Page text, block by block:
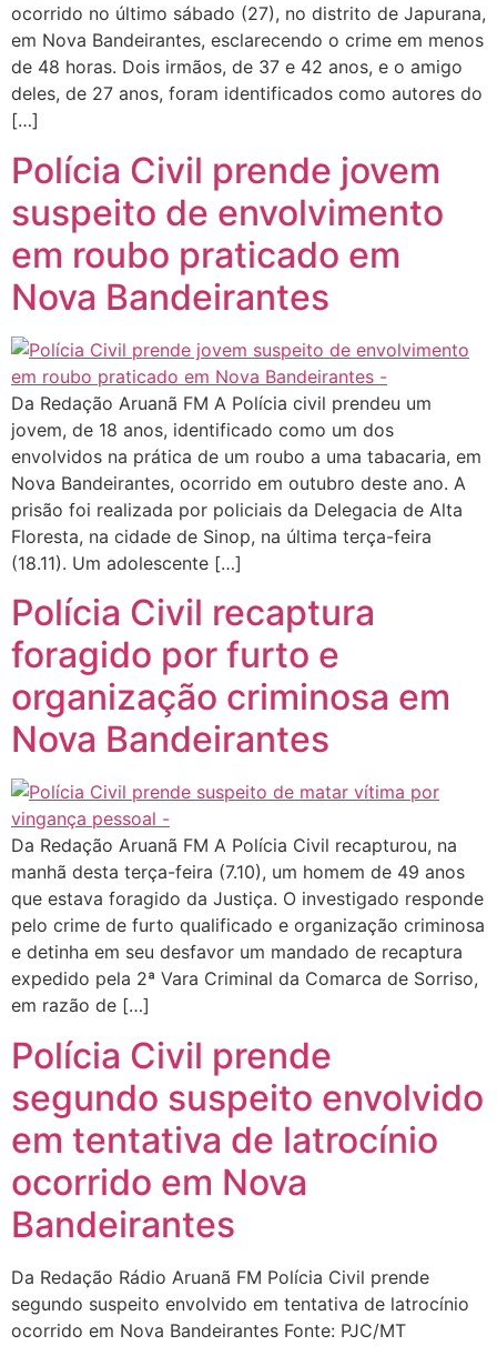
ocorrido no último sábado (27), no distrito de Japurana,
em Nova Bandeirantes, esclarecendo o crime em menos
de 48 horas. Dois irmãos, de 37 e 42 anos, e o amigo
deles, de 27 anos, foram identificados como autores do
[…]
Polícia Civil prende jovem
suspeito de envolvimento
em roubo praticado em
Nova Bandeirantes
Da Redação Aruanã FM A Polícia civil prendeu um
jovem, de 18 anos, identificado como um dos
envolvidos na prática de um roubo a uma tabacaria, em
Nova Bandeirantes, ocorrido em outubro deste ano. A
prisão foi realizada por policiais da Delegacia de Alta
Floresta, na cidade de Sinop, na última terça-feira
(18.11). Um adolescente […]
Polícia Civil recaptura
foragido por furto e
organização criminosa em
Nova Bandeirantes
Da Redação Aruanã FM A Polícia Civil recapturou, na
manhã desta terça-feira (7.10), um homem de 49 anos
que estava foragido da Justiça. O investigado responde
pelo crime de furto qualificado e organização criminosa
e detinha em seu desfavor um mandado de recaptura
expedido pela 2ª Vara Criminal da Comarca de Sorriso,
em razão de […]
Polícia Civil prende
segundo suspeito envolvido
em tentativa de latrocínio
ocorrido em Nova
Bandeirantes
Da Redação Rádio Aruanã FM Polícia Civil prende
segundo suspeito envolvido em tentativa de latrocínio
ocorrido em Nova Bandeirantes Fonte: PJC/MT